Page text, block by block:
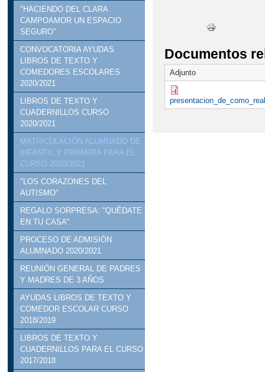
"HACIENDO DEL CLARA
CAMPOAMOR UN ESPACIO
SEGURO"
CONVOCATORIA AYUDAS
LIBROS DE TEXTO Y
COMEDORES ESCOLARES
2020/2021
LIBROS DE TEXTO Y
CUADERNILLOS CURSO
2020/2021
MATRICULACIÓN ALUMNADO DE
INFANTIL Y PRIMARIA PARA EL
CURSO 2020/2021
"LOS CORAZONES DEL
AUTISMO"
REGALO SORPRESA: "QUÉDATE
EN TU CASA"
PROCESO DE ADMISIÓN
ALUMNADO 2020/2021
REUNIÓN GENERAL DE PADRES
Y MADRES DE 3 AÑOS
AYUDAS LIBROS DE TEXTO Y
COMEDOR ESCOLAR CURSO
2018/2019
LIBROS DE TEXTO Y
CUADERNILLOS PARA EL CURSO
2017/2018
Documentos
Adjunto